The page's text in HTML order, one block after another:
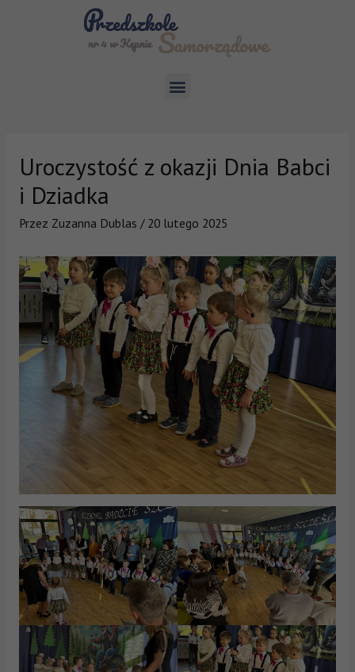
Uroczystość z okazji Dnia Babci
i Dziadka
Przez Zuzanna Dublas / 20 lutego 2025